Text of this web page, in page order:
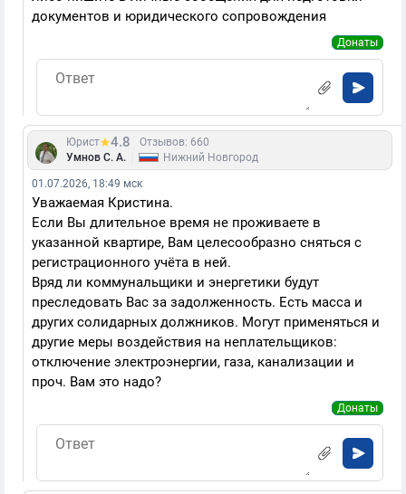
документов и юридического сопровождения
Донаты
Юрист 4.8
Отзывов: 660
Умнов С. А.
Нижний Новгород
01.07.2026, 18:49 мск
Уважаемая Кристина.
Если Вы длительное время не проживаете в
указанной квартире, Вам целесообразно сняться с
регистрационного учёта в ней.
Вряд ли коммунальщики и энергетики будут
преследовать Вас за задолженность. Есть масса и
других солидарных должников. Могут применяться и
другие меры воздействия на неплательщиков:
отключение электроэнергии, газа, канализации и
проч. Вам это надо?
Донаты